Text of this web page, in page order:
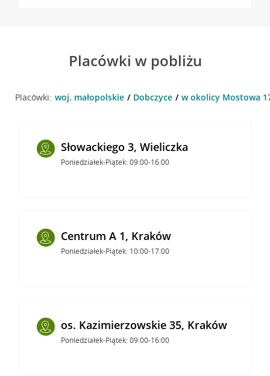
Placówki w pobliżu
Placówki: woj. małopolskie Dobczyce w okolicy Mostowa
Słowackiego 3, Wieliczka
Poniedziałek-Piątek: 09:00-16:00
Centrum A 1, Kraków
Poniedziałek-Piątek: 10:00-17:00
os. Kazimierzowskie 35, Kraków
Poniedziałek-Piątek: 09:00-16:00